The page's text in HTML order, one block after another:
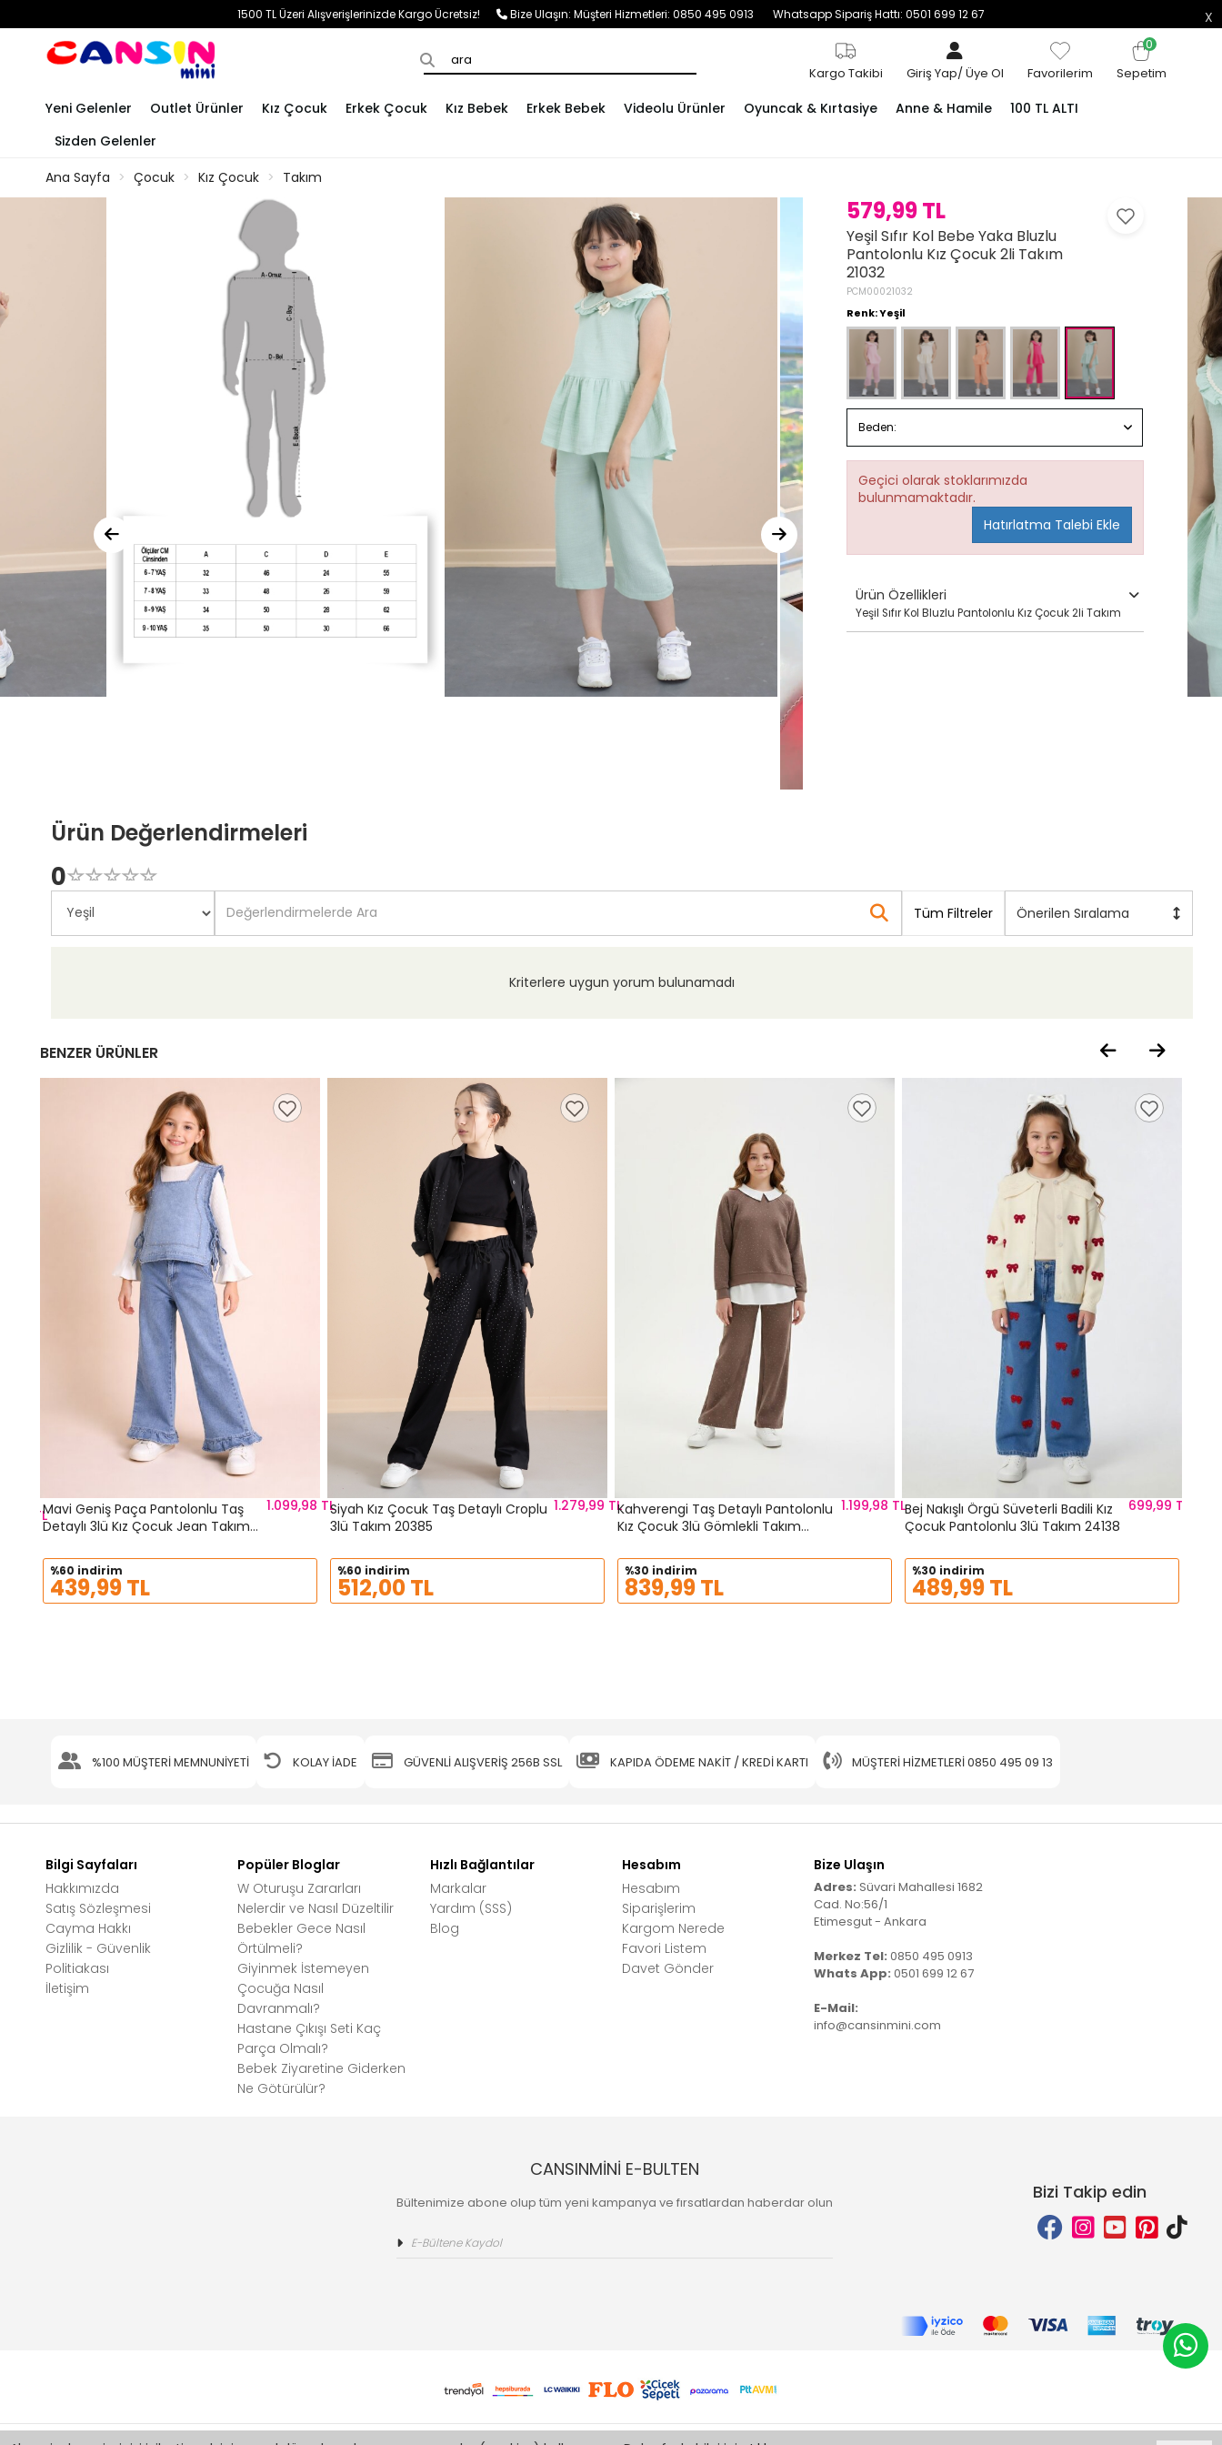
1500 TL Üzeri Alışverişlerinizde Kargo Ücretsiz! Bize Ulaşın: Müşteri Hizmetleri: 0850 495 0913 Whatsapp Sipariş Hattı: 0501 699 12 67
Kargo Takibi Giriş Yap/Üye Ol Favorilerim
0
Sepetim
Yeni Gelenler Outlet Ürünler Kız Çocuk Erkek Çocuk Kız Bebek Erkek Bebek Videolu Ürünler Oyuncak & Kırtasiye Anne & Hamile
100 TL ALTI
Sizden Gelenler
Ana Sayfa
Çocuk Kız Çocuk Takım
579,99 TL
Yeşil Sıfır Kol Bebe Yaka Bluzlu
Pantolonlu Kız Çocuk 2li Takım
21032
PCM00021032
Renk: Yeşil
Beden:
Geçici olarak stoklarımızda
bulunmamaktadır.
Hatırlatma Talebi Ekle
Ürün Özellikleri
Yeşil Sıfır Kol Bluzlu Pantolonlu Kız Çocuk 2li Takım
Ürün Değerlendirmeleri
0☆☆☆☆☆
★★★★★
Tüm Filtreler Önerilen Sıralama
Kriterlere uygun yorum bulunamadı
BENZER ÜRÜNLER
TLMavi Geniş Paça Pantolonlu Taş
Detaylı 3lü Kız Çocuk Jean Takım
1.099,98 TL
%60 indirim
439,99 TL
Siyah Kız Çocuk Taş Detaylı Croplu
3lü Takım 20385
1.279,99 TL
%60 indirim
512,00 TL
Kahverengi Taş Detaylı Pantolonlu
Kız Çocuk 3lü Gömlekli Takım
1.199,98 TL
%30 indirim
839,99 TL
Bej Nakışlı Örgü Süveterli Badili Kız
Çocuk Pantolonlu 3lü Takım 24138
699,99 TL
%30 indirim
489,99 TL
%100 MÜŞTERİ MEMNUNİYETİ KOLAY İADE GÜVENLİ ALIŞVERİŞ 256B SSL KAPIDA ÖDEME NAKİT / KREDİ KARTI MÜŞTERI HIZMETLERI0850 495 09 13
Bilgi Sayfaları
Hakkımızda
Satış Sözleşmesi
Cayma Hakkı
Gizlilik - Güvenlik
Politiakası
İletişim
Popüler Bloglar
W Oturuşu Zararları
Nelerdir ve Nasıl Düzeltilir
Bebekler Gece Nasıl
Örtülmeli?
Giyinmek İstemeyen
Çocuğa Nasıl
Davranmalı?
Hastane Çıkışı Seti Kaç
Parça Olmalı?
Bebek Ziyaretine Giderken
Ne Götürülür?
Hızlı Bağlantılar
Markalar
Yardım (SSS)
Blog
Hesabım
Hesabım
Siparişlerim
Kargom Nerede
Favori Listem
Davet Gönder
Bize Ulaşın
Adres: Süvari Mahallesi 1682
Cad. No:56/1
Etimesgut - Ankara
Merkez Tel: 0850 495 0913
Whats App: 0501 699 12 67
E-Mail:
info@cansinmini.com
CANSINMİNİ E-BULTEN
Bültenimize abone olup tüm yeni kampanya ve fırsatlardan haberdar olun Bizi Takip edin